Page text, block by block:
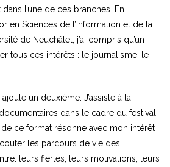
l’une de ces branches. En
en Sciences de l’information et de la
de Neuchâtel, j’ai compris qu’un
tous ces intérêts : le journalisme, le
un deuxième. J’assiste à la
dans le cadre du festival
de ce format résonne avec mon intérêt
les parcours de vie des
leurs fiertés, leurs motivations, leurs